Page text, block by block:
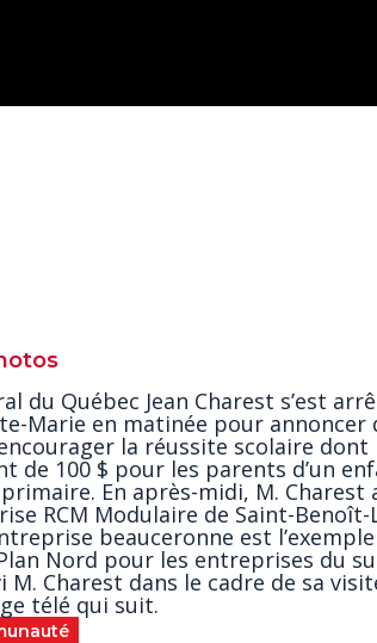
du Québec Jean Charest s’est
Marie en matinée pour annoncer
la réussite scolaire
de 100 $ pour les parents d’un
En après-midi, M. Charest
RCM Modulaire de Saint-Benoît-
beauceronne est
Nord pour les entreprises du
M. Charest dans le cadre de sa
télé qui suit.